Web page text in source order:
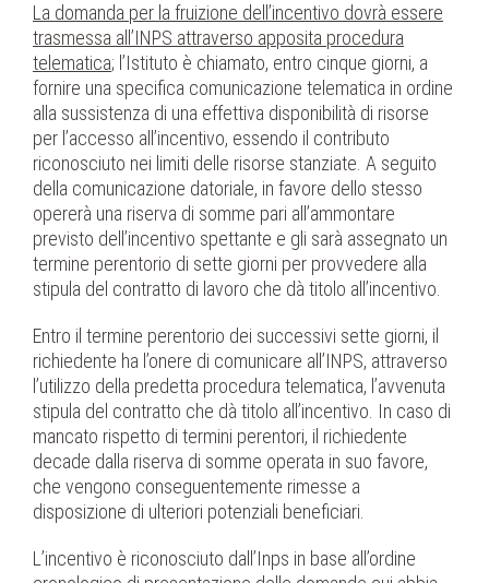
La domanda per la fruizione dell’incentivo dovrà essere
trasmessa all’INPS attraverso apposita procedura
telematica; l’Istituto è chiamato, entro cinque giorni, a
fornire una specifica comunicazione telematica in ordine
alla sussistenza di una effettiva disponibilità di risorse
per l’accesso all’incentivo, essendo il contributo
riconosciuto nei limiti delle risorse stanziate. A seguito
della comunicazione datoriale, in favore dello stesso
opererà una riserva di somme pari all’ammontare
previsto dell’incentivo spettante e gli sarà assegnato un
termine perentorio di sette giorni per provvedere alla
stipula del contratto di lavoro che dà titolo all’incentivo.
Entro il termine perentorio dei successivi sette giorni, il
richiedente ha l’onere di comunicare all’INPS, attraverso
l’utilizzo della predetta procedura telematica, l’avvenuta
stipula del contratto che dà titolo all’incentivo. In caso di
mancato rispetto di termini perentori, il richiedente
decade dalla riserva di somme operata in suo favore,
che vengono conseguentemente rimesse a
disposizione di ulteriori potenziali beneficiari.
L’incentivo è riconosciuto dall’Inps in base all’ordine